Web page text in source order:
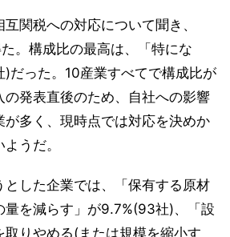
互関税への対応について聞き、
。構成比の最高は、「特にな
)だった。10産業すべてで構成比が
の発表直後のため、自社への影響
が多く、現時点では対応を決めか
うだ。
とした企業では、「保有する原材
量を減らす」が9.7%(93社)、「設
りやめる(または規模を縮小す